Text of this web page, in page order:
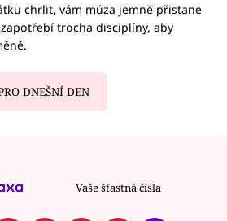
chrlit, vám múza jemně přistane
trocha disciplíny, aby
DNEŠNÍ DEN
Vaše šťastná čísla